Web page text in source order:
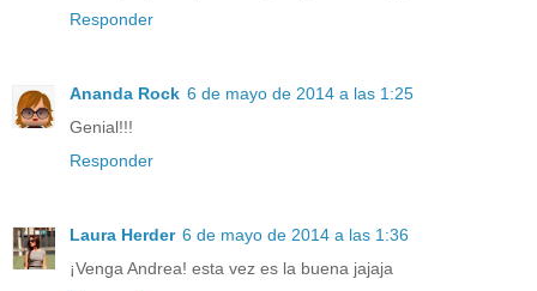
Responder
Ananda Rock 6 de mayo de 2014 a las 1:25
Genial!!!
Responder
Laura Herder 6 de mayo de 2014 a las 1:36
¡Venga Andrea! esta vez es la buena jajaja